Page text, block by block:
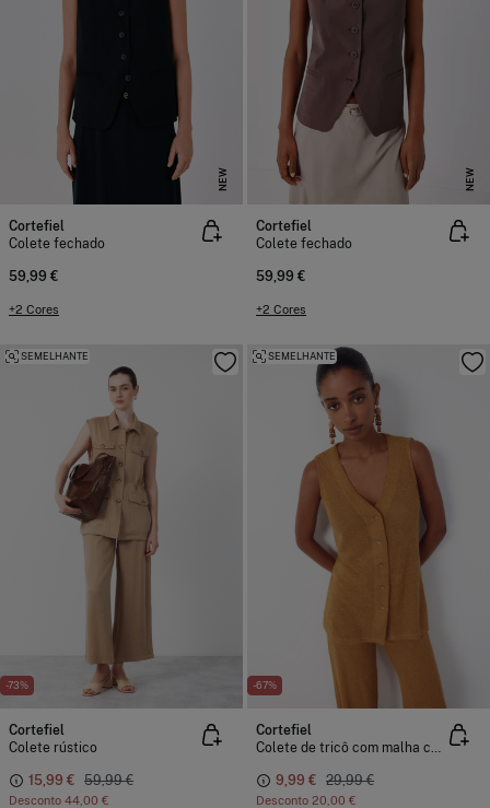
NEW
Cortefiel
Colete fechado
59,99 €
+2 Cores
NEW
Cortefiel
Colete fechado
59,99 €
+2 Cores
-73%
SEMELHANTE
Cortefiel
Colete rústico
15,99 € 59,99 €
Desconto 44,00 €
-67%
SEMELHANTE
Cortefiel
Colete de tricô com malha colete
9,99 € 29,99 €
Desconto 20,00 €